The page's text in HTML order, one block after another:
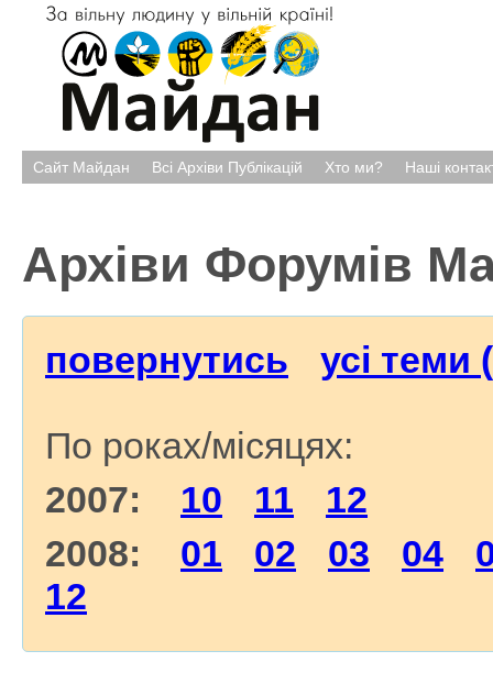
Сайт Майдан Всі Архіви Публікацій Хто ми? Наші
Архіви Форумів
повернутись усі теми
По роках/місяцях:
2007: 10 11
12
2008: 01 02 03 04
12